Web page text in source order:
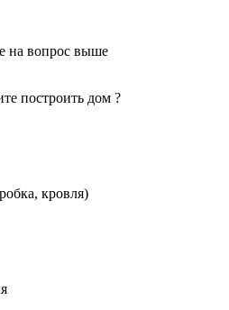
на вопрос выше
построить дом ?
кровля)